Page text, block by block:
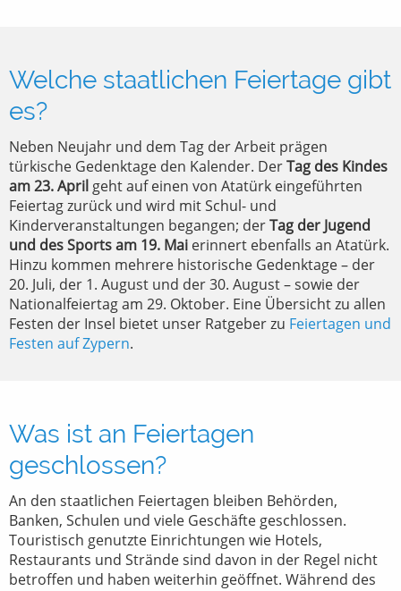
Welche staatlichen Feiertage gibt
es?
Neben Neujahr und dem Tag der Arbeit prägen
türkische Gedenktage den Kalender. DerTag des Kindes
am 23. April geht auf einen von Atatürk eingeführten
Feiertag zurück und wird mit Schul- und
Kinderveranstaltungen begangen; derTag der Jugend
und des Sports am 19. Mai erinnert ebenfalls an Atatürk.
Hinzu kommen mehrere historische Gedenktage – der
20. Juli, der 1. August und der 30. August – sowie der
Nationalfeiertag am 29. Oktober. Eine Übersicht zu allen
Festen der Insel bietet unser Ratgeber zu Feiertagen und
Festen auf Zypern.
Was ist an Feiertagen
geschlossen?
An den staatlichen Feiertagen bleiben Behörden,
Banken, Schulen und viele Geschäfte geschlossen.
Touristisch genutzte Einrichtungen wie Hotels,
Restaurants und Strände sind davon in der Regel nicht
betroffen und haben weiterhin geöffnet. Während des